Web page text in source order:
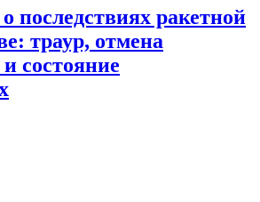
последствиях ракетной
траур, отмена
состояние